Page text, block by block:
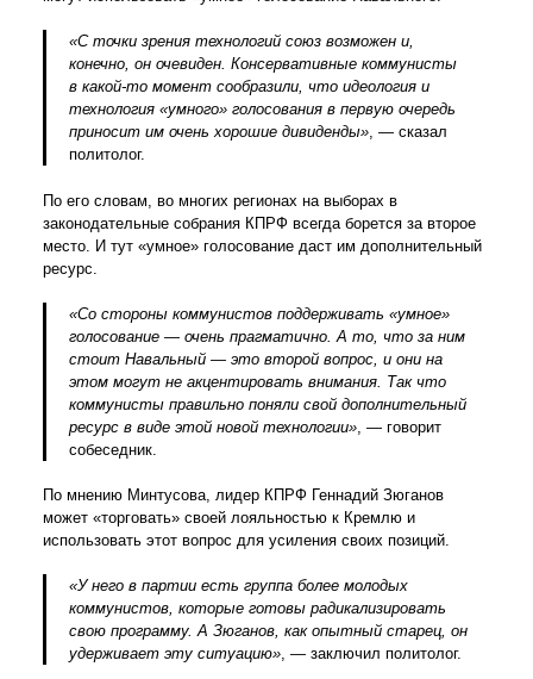
«С точки зрения технологий союз возможен и,
конечно, он очевиден. Консервативные коммунисты
в какой-то момент сообразили, что идеология и
технология «умного» голосования в первую очередь
приносит им очень хорошие дивиденды», — сказал
политолог.
По его словам, во многих регионах на выборах в
законодательные собрания КПРФ всегда борется за второе
место. И тут «умное» голосование даст им дополнительный
ресурс.
«Со стороны коммунистов поддерживать «умное»
голосование — очень прагматично. А то, что за ним
стоит Навальный — это второй вопрос, и они на
этом могут не акцентировать внимания. Так что
коммунисты правильно поняли свой дополнительный
ресурс в виде этой новой технологии», — говорит
собеседник.
По мнению Минтусова, лидер КПРФ Геннадий Зюганов
может «торговать» своей лояльностью к Кремлю и
использовать этот вопрос для усиления своих позиций.
«У него в партии есть группа более молодых
коммунистов, которые готовы радикализировать
свою программу. А Зюганов, как опытный старец, он
удерживает эту ситуацию», — заключил политолог.